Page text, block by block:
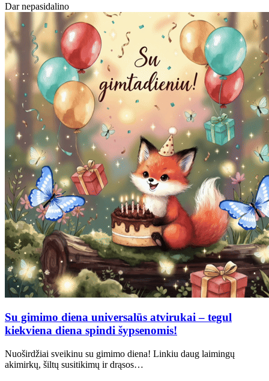
Dar nepasidalino
Su gimimo diena universalūs atvirukai – tegul
kiekviena diena spindi šypsenomis!
Nuoširdžiai sveikinu su gimimo diena! Linkiu daug laimingų
akimirkų, šiltų susitikimų ir drąsos…